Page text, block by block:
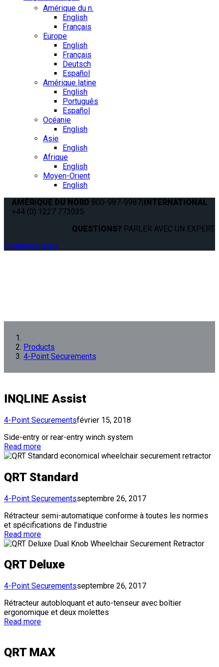
Amérique du n.
English
Français
Europe
English
Français
Deutsch
Español
Amérique latine
English
Português
Español
Océanie
English
Asie
English
Afrique
English
Moyen-Orient
English
AMÉRIQUE DU NORD 800-987-9987|INTERNATIONAL
+44 (0) 1227 773035
QUESTIONS? PARLER AVEC UN EXPERT.
Contactez-nous
Products
4-Point Securements
INQLINE Assist
4-Point Securementsfévrier 15, 2018
Side-entry or rear-entry winch system
Read more
QRT Standard
4-Point Securementsseptembre 26, 2017
Rétracteur semi-automatique conforme à toutes les normes
et spécifications de l’industrie
Read more
QRT Deluxe
4-Point Securementsseptembre 26, 2017
Rétracteur autobloquant et auto-tenseur avec boîtier
ergonomique et deux molettes
Read more
QRT MAX